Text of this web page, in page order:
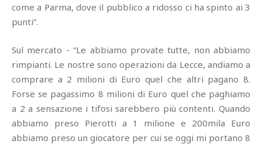
come a Parma, dove il pubblico a ridosso ci ha spinto ai 3
punti”.
Sul mercato - “Le abbiamo provate tutte, non abbiamo
rimpianti. Le nostre sono operazioni da Lecce, andiamo a
comprare a 2 milioni di Euro quel che altri pagano 8.
Forse se pagassimo 8 milioni di Euro quel che paghiamo
a 2 a sensazione i tifosi sarebbero più contenti. Quando
abbiamo preso Pierotti a 1 milione e 200mila Euro
abbiamo preso un giocatore per cui se oggi mi portano 8